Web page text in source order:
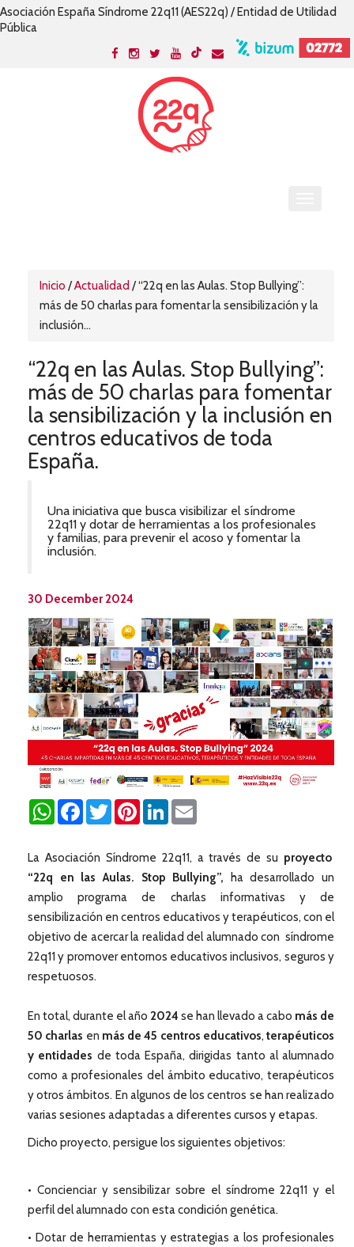
Asociación España Síndrome 22q11 (AES22q) / Entidad de Utilidad
Pública
Inicio /Actualidad /“22q en las Aulas. Stop Bullying”:
más de 50 charlas para fomentar la sensibilización y la
inclusión...
“22q en las Aulas. Stop Bullying”:
más de 50 charlas para fomentar
la sensibilización y la inclusión en
centros educativos de toda
España.
Una iniciativa que busca visibilizar el síndrome
22q11 y dotar de herramientas a los profesionales
y familias, para prevenir el acoso y fomentar la
inclusión.
30 December 2024
WhatsAppFacebookTwitterPinterestLinkedIn
La Asociación Síndrome 22q11, a través de su proyecto
“22q en las Aulas. Stop Bullying”, ha desarrollado un
amplio programa de charlas informativas y de
sensibilización en centros educativos y terapéuticos, con el
objetivo de acercar la realidad del alumnado con síndrome
22q11 y promover entornos educativos inclusivos, seguros y
respetuosos.
En total, durante el año 2024 se han llevado a cabo más de
50 charlas en más de 45 centros educativos, terapéuticos
y entidades de toda España, dirigidas tanto al alumnado
como a profesionales del ámbito educativo, terapéuticos
y otros ámbitos. En algunos de los centros se han realizado
varias sesiones adaptadas a diferentes cursos y etapas.
Dicho proyecto, persigue los siguientes objetivos:
• Concienciar y sensibilizar sobre el síndrome 22q11 y el
perfil del alumnado con esta condición genética.
• Dotar de herramientas y estrategias a los profesionales